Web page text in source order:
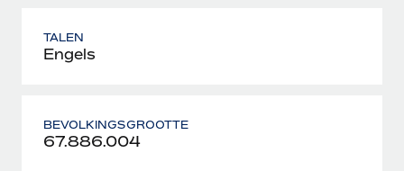
TALEN
Engels
BEVOLKINGSGROOTTE
67.886.004